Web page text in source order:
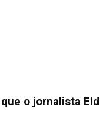
o jornalista